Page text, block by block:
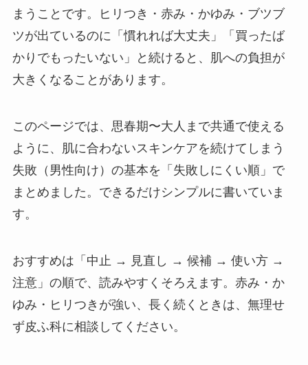
まうことです。ヒリつき・赤み・かゆみ・ブツブ
ツが出ているのに「慣れれば大丈夫」「買ったば
かりでもったいない」と続けると、肌への負担が
大きくなることがあります。
このページでは、思春期〜大人まで共通で使える
ように、肌に合わないスキンケアを続けてしまう
失敗（男性向け）の基本を「失敗しにくい順」で
まとめました。できるだけシンプルに書いていま
す。
おすすめは「中止 → 見直し → 候補 → 使い方 →
注意」の順で、読みやすくそろえます。赤み・か
ゆみ・ヒリつきが強い、長く続くときは、無理せ
ず皮ふ科に相談してください。